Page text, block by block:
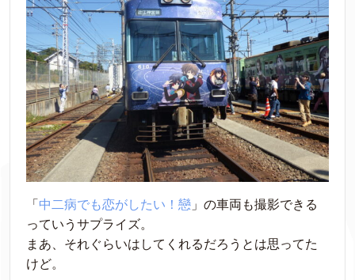
「 中二病でも恋がしたい！戀 」の車両も撮影できる
っていうサプライズ。
まあ、それぐらいはしてくれるだろうとは思ってた
けど。